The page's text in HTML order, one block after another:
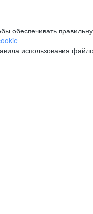
обеспечивать
использования